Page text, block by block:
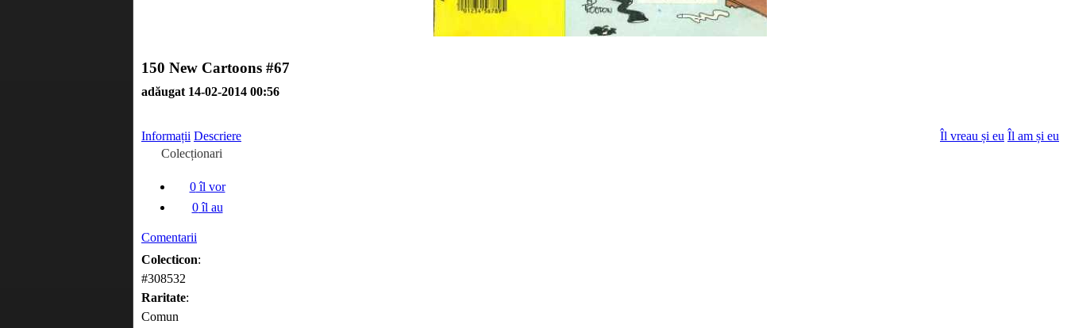
150 New Cartoons #67
adăugat 14-02-2014 00:56
Îl vreau și eu Îl am și eu
Informații Descriere
Colecționari
0îl vor
0îl au
Comentarii
Colecticon:
#308532
Raritate:
Comun